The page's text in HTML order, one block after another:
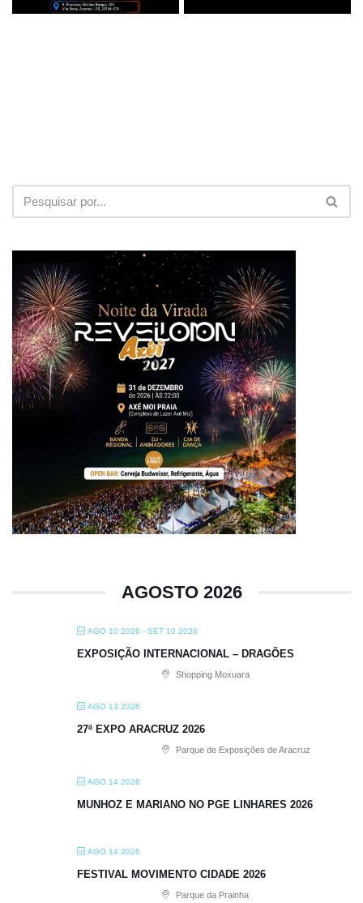
AGOSTO 2026
AGO 10 2026 - SET 10 2026
EXPOSIÇÃO INTERNACIONAL – DRAGÕES
Shopping Moxuara
AGO 13 2026
27ª EXPO ARACRUZ 2026
Parque de Exposições de Aracruz
AGO 14 2026
MUNHOZ E MARIANO NO PGE LINHARES 2026
AGO 14 2026
FESTIVAL MOVIMENTO CIDADE 2026
Parque da Prainha